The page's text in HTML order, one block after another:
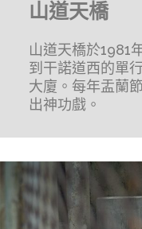
山道天橋
山道天橋於1981
到干諾道西的單
大廈。每年盂蘭
出神功戲。